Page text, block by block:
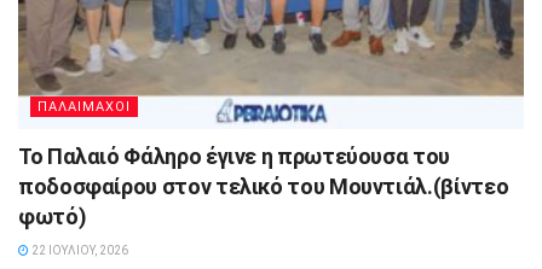
ΠΑΛΑΙΜΑΧΟΙ
Το Παλαιό Φάληρο έγινε η πρωτεύουσα του
ποδοσφαίρου στον τελικό του Μουντιάλ.(βίντεο
φωτό)
22 ΙΟΥΛΊΟΥ, 2026